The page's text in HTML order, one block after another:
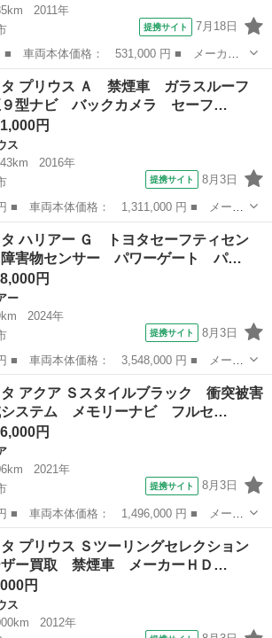
2011年
提携サイト 7月18日
： ＳＡＩ ■ グレード名： Ｓ ＬＥＤエ
ＴＶ Ｂｌｕｅｔｏｏｔｈ １オーナー Ｌ
の他
タ プリウス Ａ 禁煙車 ガラスルーフ
９型ナビ バックカメラ セーフ…
円
ス
2016年
提携サイト 8月3日
名： プリウス ■ グレード名： Ａ 禁煙
９型ナビ バックカメラ セーフティセン
リウス
タ ハリアー Ｇ トヨタセーフティセン
害物センサー パワーゲート パ…
円
ー
2024年
提携サイト 8月3日
名： ハリアー ■ グレード名： Ｇ トヨ
害物センサー パワーゲート パワーシー
リアー
タ アクア Ｓスタイルブラック 衝突被害
システム メモリーナビ フルセ…
円
2021年
提携サイト 8月3日
名： アクア ■ グレード名： Ｓスタイル
減システム メモリーナビ フルセグ バック
クア
タ プリウス Ｓツーリングセレクション
ザー買取 禁煙車 メーカーＨＤ…
円
ス
2012年